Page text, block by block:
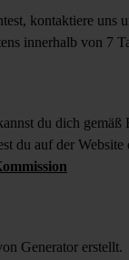
kontaktiere uns
innerhalb von 7
du dich
du auf der
Generator erstellt.